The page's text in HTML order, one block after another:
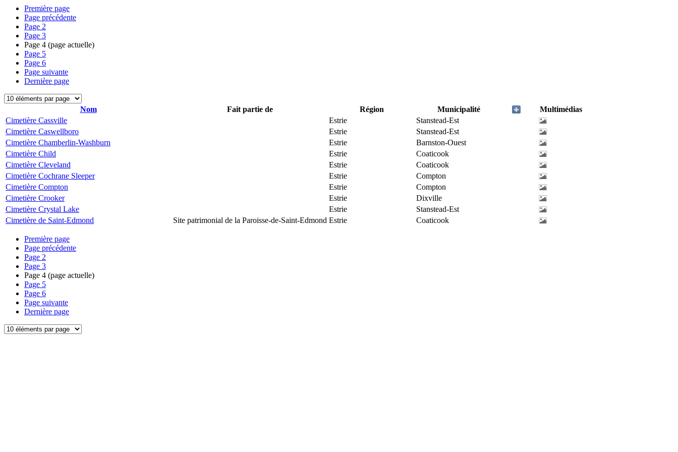
Première page
Page précédente
Page 2
Page 3
Page 4 (page actuelle)
Page 5
Page 6
Page suivante
Dernière page
Nom Fait partie de Région Municipalité
Multimédias
Cimetière Cassville
Estrie
Stanstead-Est
Cimetière Caswellboro
Estrie
Stanstead-Est
Cimetière Chamberlin-Washburn
Estrie
Barnston-Ouest
Cimetière Child
Estrie
Coaticook
Cimetière Cleveland
Estrie
Coaticook
Cimetière Cochrane Sleeper
Estrie
Compton
Cimetière Compton
Estrie
Compton
Cimetière Crooker
Estrie
Dixville
Cimetière Crystal Lake
Estrie
Stanstead-Est
Cimetière de Saint-Edmond
Site patrimonial de la Paroisse-de-Saint-Edmond Estrie Coaticook
Première page
Page précédente
Page 2
Page 3
Page 4 (page actuelle)
Page 5
Page 6
Page suivante
Dernière page